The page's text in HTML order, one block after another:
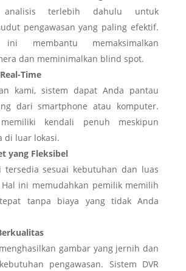
terlebih dahulu untuk
pengawasan yang paling efektif.
ini membantu memaksimalkan
dan meminimalkan blind spot.
Time
kami, sistem dapat Anda pantau
dari smartphone atau komputer.
kendali penuh meskipun
di luar lokasi.
yang Fleksibel
tersedia sesuai kebutuhan dan luas
ini memudahkan pemilik memilih
tanpa biaya yang tidak Anda
menghasilkan gambar yang jernih dan
pengawasan. Sistem DVR